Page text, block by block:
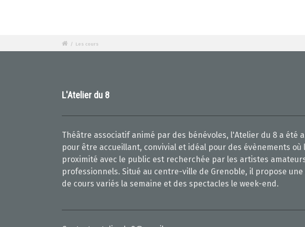
/ Les cours
L'Atelier du 8
Théâtre associatif animé par des bénévoles, l'Atelier du 8 a été
pour être accueillant, convivial et idéal pour des évènements où
proximité avec le public est recherchée par les artistes
professionnels. Situé au centre-ville de Grenoble, il propose
de cours variés la semaine et des spectacles le week-end.